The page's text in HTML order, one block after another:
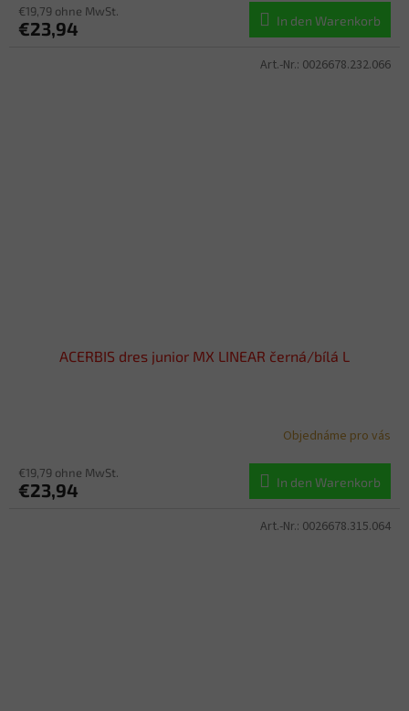
€19,79 ohne MwSt.
€23,94 In den Warenkorb
ACERBIS dres junior MX LINEAR černá/bílá L
Objednáme pro vás
€19,79 ohne MwSt.
€23,94 In den Warenkorb
Art.-Nr.: 0026678.232.066
Art.-Nr.: 0026678.315.064